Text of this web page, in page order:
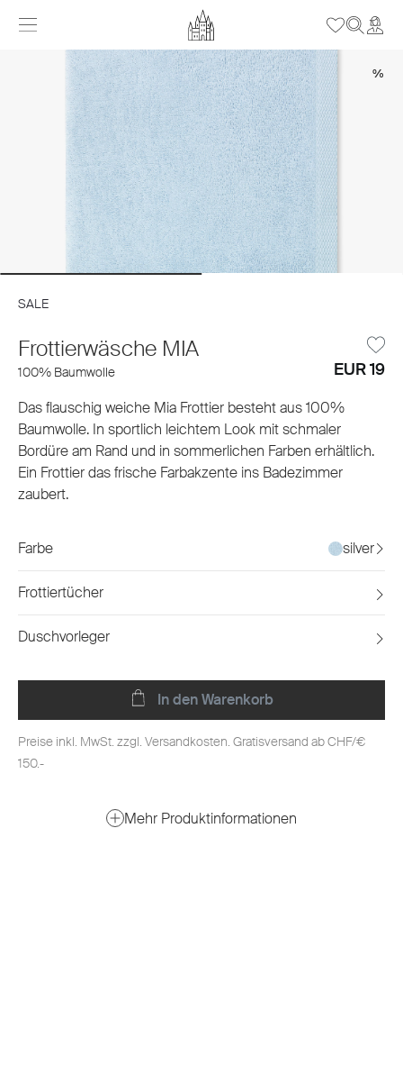
%
SALE
Frottierwäsche MIA
100% Baumwolle EUR 19
Das flauschig weiche Mia Frottier besteht aus 100%
Baumwolle. In sportlich leichtem Look mit schmaler
Bordüre am Rand und in sommerlichen Farben erhältlich.
Ein Frottier das frische Farbakzente ins Badezimmer
zaubert.
Farbe silver
Frottiertücher
Duschvorleger
In den Warenkorb
Preise inkl. MwSt. zzgl. Versandkosten. Gratisversand ab CHF/€
150.-
Mehr Produktinformationen